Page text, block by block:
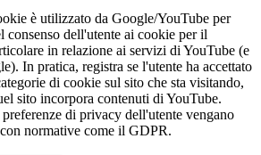
è utilizzato da Google/YouTube per
consenso dell'utente ai cookie per il
in relazione ai servizi di YouTube (e
In pratica, registra se l'utente ha accettato
di cookie sul sito che sta visitando,
sito incorpora contenuti di YouTube.
di privacy dell'utente vengano
normative come il GDPR.